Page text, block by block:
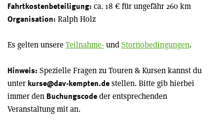
Fahrtkostenbeteiligung: ca. 18 € für ungefähr 260 km
Organisation: Ralph Holz
Es gelten unsereTeilnahme-undStornobedingungen.
Hinweis: Spezielle Fragen zu Touren & Kursen kannst du
unter kurse@dav-kempten.de stellen. Bitte gib hierbei
immer den Buchungscode der entsprechenden
Veranstaltung mit an.